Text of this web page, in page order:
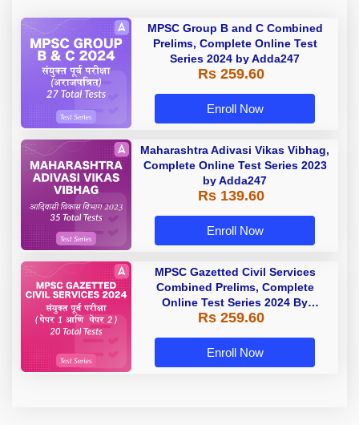
MPSC Group B and C Combined
Prelims, Complete Online Test
Series 2024 by Adda247
Rs 259.60
Enroll Now
Maharashtra Adivasi Vikas Vibhag,
Complete Online Test Series 2023
by Adda247
Rs 139.60
Enroll Now
MPSC Gazetted Civil Services
Combined Prelims, Complete
Online Test Series 2024 By
Adda247
Rs 259.60
Enroll Now